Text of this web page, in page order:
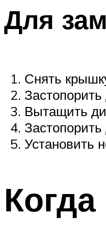
Для
Снять
Застопорить
Вытащить
Застопорить
Установить